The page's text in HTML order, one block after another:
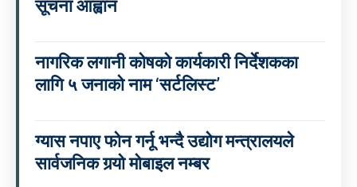
सूचना आह्वान
नागरिक लगानी कोषको कार्यकारी निर्देशकका
लागि ५ जनाको नाम ‘सर्टलिस्ट’
ग्यास नपाए फोन गर्नू भन्दै उद्योग मन्त्रालयले
सार्वजनिक गर्‍यो मोबाइल नम्बर